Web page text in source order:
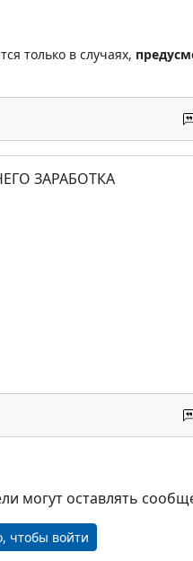
только в случаях,
ЗАРАБОТКА
могут оставлять
чтобы войти